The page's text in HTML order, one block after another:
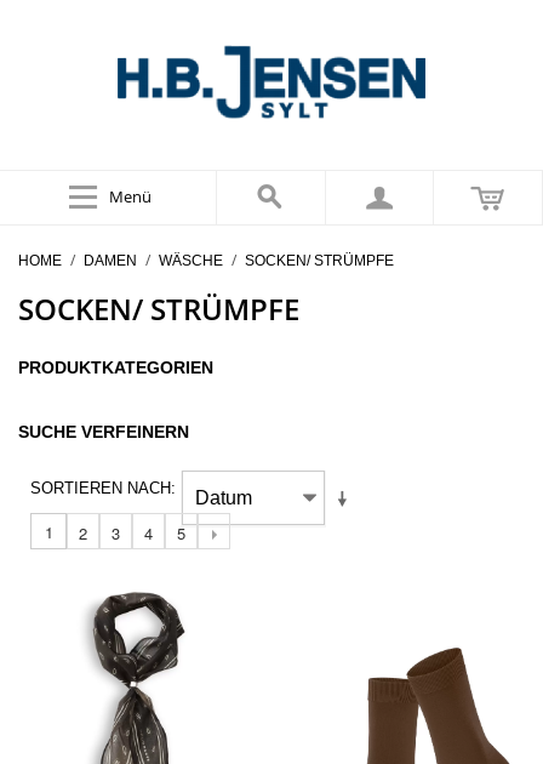
Menü
HOME / DAMEN / WÄSCHE / SOCKEN/ STRÜMPFE
SOCKEN/ STRÜMPFE
PRODUKTKATEGORIEN
SUCHE VERFEINERN
SORTIEREN NACH
1 2 3 4 5